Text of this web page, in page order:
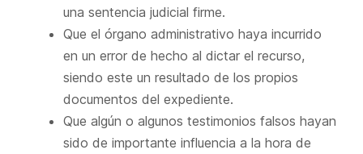
una sentencia judicial firme.
Que el órgano administrativo haya incurrido
en un error de hecho al dictar el recurso,
siendo este un resultado de los propios
documentos del expediente.
Que algún o algunos testimonios falsos hayan
sido de importante influencia a la hora de